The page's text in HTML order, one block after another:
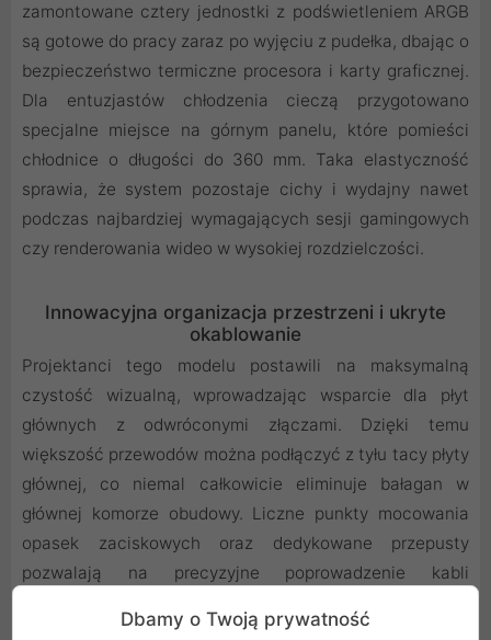
zamontowane cztery jednostki z podświetleniem ARGB
są gotowe do pracy zaraz po wyjęciu z pudełka, dbając o
bezpieczeństwo termiczne procesora i karty graficznej.
Dla entuzjastów chłodzenia cieczą przygotowano
specjalne miejsce na górnym panelu, które pomieści
chłodnice o długości do 360 mm. Taka elastyczność
sprawia, że system pozostaje cichy i wydajny nawet
podczas najbardziej wymagających sesji gamingowych
czy renderowania wideo w wysokiej rozdzielczości.
Innowacyjna organizacja przestrzeni i ukryte
okablowanie
Projektanci tego modelu postawili na maksymalną
czystość wizualną, wprowadzając wsparcie dla płyt
głównych z odwróconymi złączami. Dzięki temu
większość przewodów można podłączyć z tyłu tacy płyty
głównej, co niemal całkowicie eliminuje bałagan w
głównej komorze obudowy. Liczne punkty mocowania
opasek zaciskowych oraz dedykowane przepusty
pozwalają na precyzyjne poprowadzenie kabli
poprawia estetykę, ale również realnie wpływa na lepszy
Dbamy o Twoją prywatność